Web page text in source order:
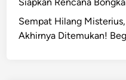
g
A
Sempat Hilang
Akhirnya Ditemukan!